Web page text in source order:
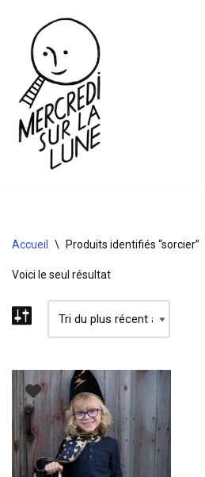
Aller
contenu
Accueil \ Produits identifiés “sorcier”
Voici le seul résultat